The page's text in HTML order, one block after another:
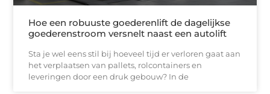
Hoe een robuuste goederenlift de dagelijkse
goederenstroom versnelt naast een autolift
Sta je wel eens stil bij hoeveel tijd er verloren gaat aan
het verplaatsen van pallets, rolcontainers en
leveringen door een druk gebouw? In de